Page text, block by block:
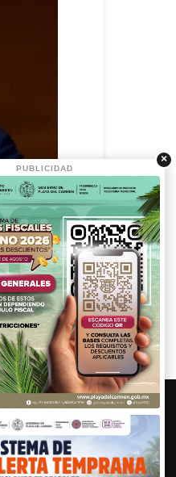
medio
×
PUBLICIDAD